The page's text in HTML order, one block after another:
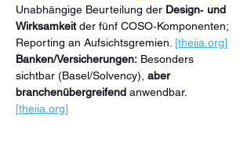
Unabhängige Beurteilung der Design‑ und
Wirksamkeit der fünf COSO‑Komponenten;
Reporting an Aufsichtsgremien. [theiia.org]
Banken/Versicherungen: Besonders
sichtbar (Basel/Solvency), aber
branchenübergreifend anwendbar.
[theiia.org]